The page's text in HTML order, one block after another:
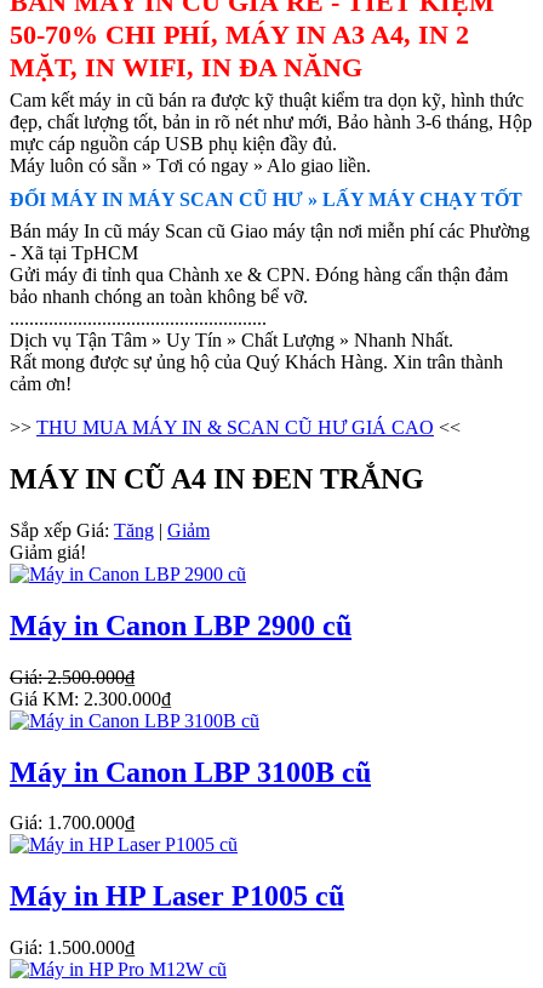
Giảm giá!
Máy Scan 2 mặt Fujitsu Fi 7140 cũ
Giá: 8.000.000₫
Giá KM: 7.500.000₫
50-70% CHI PHÍ, MÁY IN A3 A4, IN 2
MẶT, IN WIFI, IN ĐA NĂNG
Cam kết máy in cũ bán ra được kỹ thuật kiểm tra dọn kỹ, hình thức
đẹp, chất lượng tốt, bản in rõ nét như mới, Bảo hành 3-6 tháng, Hộp
mực cáp nguồn cáp USB phụ kiện đầy đủ.
Máy luôn có sẵn » Tơi có ngay » Alo giao liền.
ĐỔI MÁY IN MÁY SCAN CŨ HƯ » LẤY MÁY CHẠY TỐT
Bán máy In cũ máy Scan cũ Giao máy tận nơi miễn phí các Phường
- Xã tại TpHCM
Gửi máy đi tỉnh qua Chành xe & CPN. Đóng hàng cẩn thận đảm
bảo nhanh chóng an toàn không bể vỡ.
.....................................................
Dịch vụ Tận Tâm » Uy Tín » Chất Lượng » Nhanh Nhất.
Rất mong được sự ủng hộ của Quý Khách Hàng. Xin trân thành
cảm ơn!
>> THU MUA MÁY IN & SCAN CŨ HƯ GIÁ CAO <<
MÁY IN CŨ A4 IN ĐEN TRẮNG
Sắp xếp Giá: Tăng | Giảm
Giảm giá!
Máy in Canon LBP 2900 cũ
Giá: 2.500.000₫
Giá KM: 2.300.000₫
Máy in Canon LBP 3100B cũ
Giá: 1.700.000₫
Máy in HP Laser P1005 cũ
Giá: 1.500.000₫